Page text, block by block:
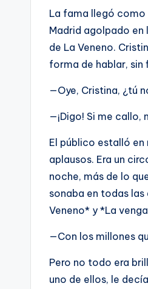
La fama llegó como
Madrid agolpado en
de La Veneno.
forma de hablar, sin
—Oye, Cristina, ¿tú
—¡Digo! Si me
El público estalló en
aplausos. Era un
noche, más de lo
sonaba en todas
Veneno* y *La
—Con los millones
Pero no todo era
uno de ellos, le